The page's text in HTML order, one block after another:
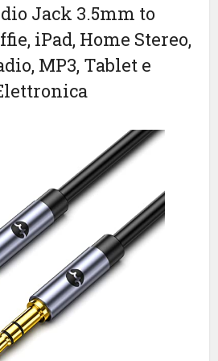
Jack 3.5mm to
iPad, Home Stereo,
MP3, Tablet e